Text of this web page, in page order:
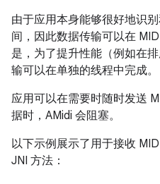
由于应用本身能够很好地识
间，因此数据传输可以在
是，为了提升性能（例如在
输可以在单独的线程中完成。
应用可以在需要时随时发送
据时，AMidi 会阻塞。
以下示例展示了用于接收
JNI 方法：